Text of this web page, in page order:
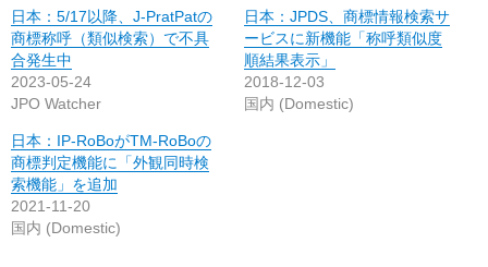
日本：5/17以降、J-PratPatの
商標称呼（類似検索）で不具
合発生中
2023-05-24
JPO Watcher
日本：JPDS、商標情報検索サ
ービスに新機能「称呼類似度
順結果表示」
2018-12-03
国内 (Domestic)
日本：IP-RoBoがTM-RoBoの
商標判定機能に「外観同時検
索機能」を追加
2021-11-20
国内 (Domestic)